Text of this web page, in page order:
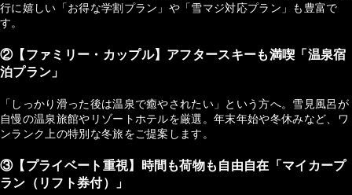
行に嬉しい「お得な学割プラン」や「雪マジ対応プラン」も豊富で
す。
②【ファミリー・カップル】アフタースキーも満喫「温泉宿
泊プラン」
「しっかり滑った後は温泉で癒やされたい」という方へ。雪見風呂が
自慢の温泉旅館やリゾートホテルを厳選。年末年始や冬休みなど、ワ
ンランク上の特別な冬旅をご提案します。
③【プライベート重視】時間も荷物も自由自在「マイカープ
ラン（リフト券付）」